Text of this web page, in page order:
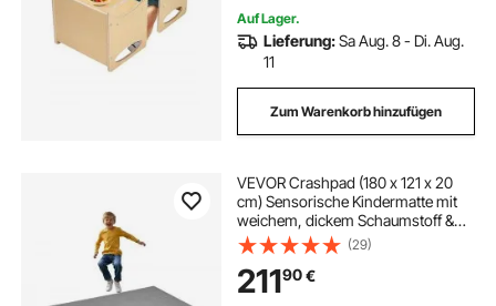
Auf Lager.
Lieferung:Sa Aug. 8 - Di. Aug.
11
Zum Warenkorb hinzufügen
VEVOR Crashpad (180 x 121 x 20
cm) Sensorische Kindermatte mit
weichem, dickem Schaumstoff &
waschbarem Bezug, für
Sinnesräume für Kinder und
Erwachsene zum Springen Spielen
Klettern Turnen
(29)
21190€